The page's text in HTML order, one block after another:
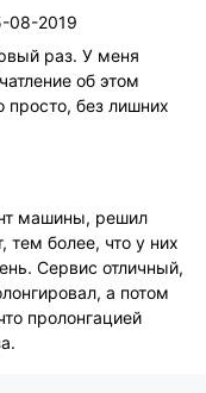
08-2019
раз. У меня
об этом
без лишних
машины, решил
тем более, что у них
Сервис отличный,
а потом
пролонгацией